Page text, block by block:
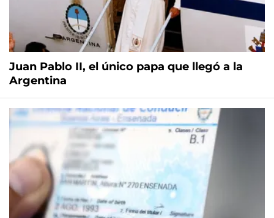
Juan Pablo II, el único papa que llegó a la
Argentina